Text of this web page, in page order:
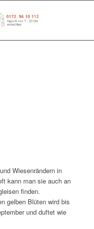
Wiesenrändern in
kann man sie auch an
finden.
gelben Blüten wird bis
und duftet wie